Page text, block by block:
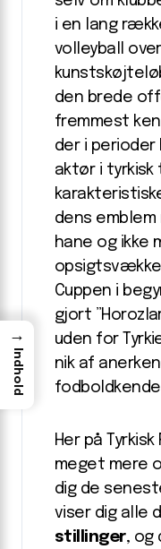
i en lang
volleyball
den brede
fremmest
der i
aktør i tyrkisk
dens
hane og ikke
Cuppen i
gjort
uden for
nik af
Her på
meget mere
dig de
viser dig alle
stillinger, og
→
Indhold